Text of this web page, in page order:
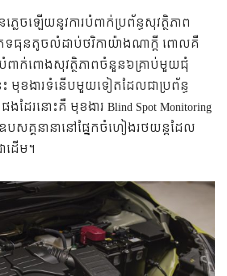
េចឡើយនូវការបំពាក់ប្រព័ន្ធសុវត្ថិភាព
េទធុនតូចលំដាប់ថវិកាយ៉ាងណាក្តី ពោលគឺ
បំពាក់ពោងសុវត្ថិភាពចំនួន៦គ្រាប់មួយជុំ
មុខងារទំនើបមួយទៀតដែលជាប្រព័ន្ធ
ែរនោះគឺ មុខងារ Blind Spot Monitoring
គ្គនានានៅផ្នែកចំហៀងរថយន្តដែល
ើម។